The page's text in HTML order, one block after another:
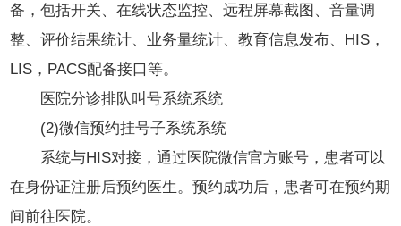
备，包括开关、在线状态监控、远程屏幕截图、音量调
整、评价结果统计、业务量统计、教育信息发布、HIS，
LIS，PACS配备接口等。
医院分诊排队叫号系统系统
(2)微信预约挂号子系统系统
系统与HIS对接，通过医院微信官方账号，患者可以
在身份证注册后预约医生。预约成功后，患者可在预约期
间前往医院。